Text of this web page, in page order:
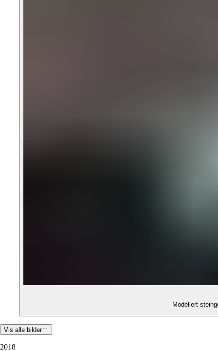
Modellert
Vis alle bilder
2018